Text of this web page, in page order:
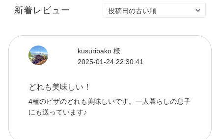
新着レビュー
kusuribako 様
2025-01-24 22:30:41
どれも美味しい！
4種のピザのどれも美味しいです。一人暮らしの息子
にも送っています♪